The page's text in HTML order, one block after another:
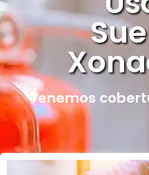
Tenemos